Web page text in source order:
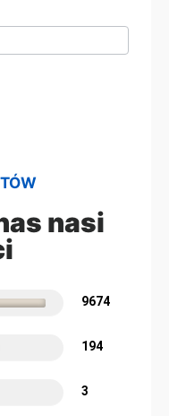
nasi
60% 9674
194
3